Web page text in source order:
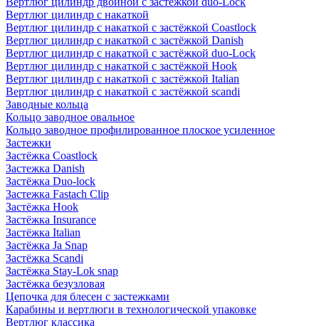
Вертлюг цилиндр с накаткой
Вертлюг цилиндр с накаткой с застёжкой Coastlock
Вертлюг цилиндр с накаткой с застёжкой Danish
Вертлюг цилиндр с накаткой с застёжкой duo-Lock
Вертлюг цилиндр с накаткой с застёжкой Hook
Вертлюг цилиндр с накаткой с застёжкой Italian
Вертлюг цилиндр с накаткой с застёжкой scandi
Заводные кольца
Кольцо заводное овальное
Кольцо заводное профилированное плоское усиленное
Застежки
Застёжка Coastlock
Застежка Danish
Застёжка Duo-lock
Застежка Fastach Clip
Застёжка Hook
Застёжка Insurance
Застёжка Italian
Застёжка Ja Snap
Застёжка Scandi
Застёжка Stay-Lok snap
Застёжка безузловая
Цепочка для блесен с застежками
Карабины и вертлюги в технологической упаковке
Вертлюг классика